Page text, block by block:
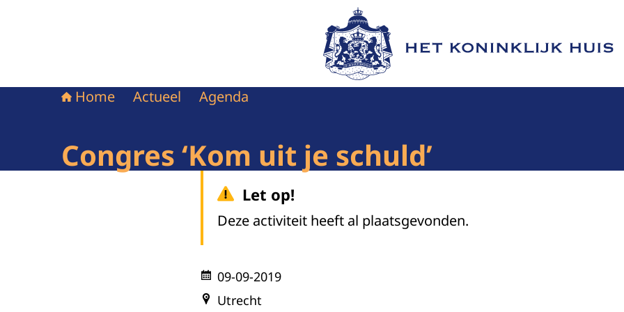
Naar de homepage van Het Koninklijk Huis
Home Actueel Agenda
Congres ‘Kom uit je schuld’
Let op!
Deze activiteit heeft al plaatsgevonden.
09-09-2019
Utrecht